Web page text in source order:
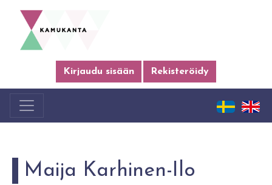
Kirjaudu sisään Rekisteröidy
Maija Karhinen-Ilo